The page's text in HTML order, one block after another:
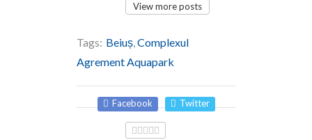
View more posts
Tags: Beiuș,Complexul
Agrement Aquapark
Facebook Twitter